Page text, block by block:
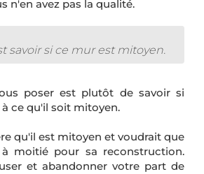
n'en avez pas la qualité.
savoir si ce mur est mitoyen.
poser est plutôt de savoir si
ce qu'il soit mitoyen.
qu'il est mitoyen et voudrait que
moitié pour sa reconstruction.
et abandonner votre part de